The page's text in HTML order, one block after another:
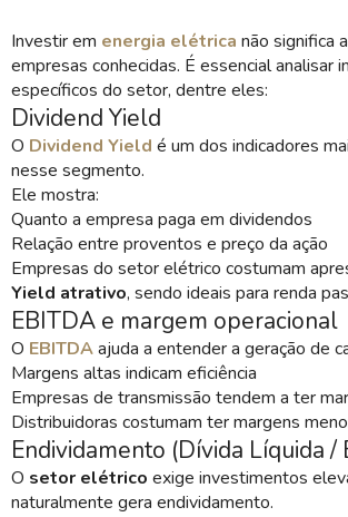
Investir em energia elétrica não significa
empresas conhecidas. É essencial analisar
específicos do setor, dentre eles:
Dividend Yield
O Dividend Yield é um dos indicadores
nesse segmento.
Ele mostra:
Quanto a empresa paga em dividendos
Relação entre proventos e preço da ação
Empresas do setor elétrico costumam
Yield atrativo, sendo ideais para renda
EBITDA e margem operacional
O EBITDAajuda a entender a geração de
Margens altas indicam eficiência
Empresas de transmissão tendem a ter
Distribuidoras costumam ter margens
Endividamento (Dívida Líquida /
O setor elétrico exige investimentos
naturalmente gera endividamento.